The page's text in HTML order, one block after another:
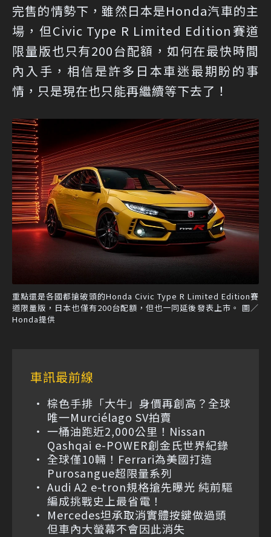
完售的情勢下，雖然日本是Honda汽車的主
場，但Civic Type R Limited Edition賽道
限量版也只有200台配額，如何在最快時間
內入手，相信是許多日本車迷最期盼的事
情，只是現在也只能再繼續等下去了！
重點還是各國都搶破頭的Honda Civic Type R Limited Edition賽
道限量版，日本也僅有200台配額，但也一同延後發表上市。 圖／
Honda提供
車訊最前線
棕色手排「大牛」身價再創高？全球
唯一Murciélago SV拍賣
一桶油跑近2,000公里！Nissan
Qashqai e-POWER創金氏世界紀錄
全球僅10輛！Ferrari為美國打造
Purosangue超限量系列
Audi A2 e-tron規格搶先曝光 純前驅
編成挑戰史上最省電！
Mercedes坦承取消實體按鍵做過頭
但車內大螢幕不會因此消失